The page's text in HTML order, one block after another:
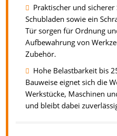
Praktischer und
Schubladen sowie ein
Tür sorgen für Ordnung
Aufbewahrung von
Zubehör.
Hohe Belastbarkeit bis
Bauweise eignet sich die
Werkstücke, Maschinen
und bleibt dabei